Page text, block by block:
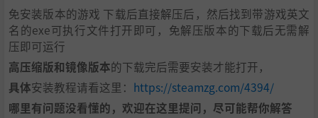
免安装版本的游戏 下载后直接解压后，然后找到带游戏英文
名的exe可执行文件打开即可，免解压版本的下载后无需解
压即可运行
高压缩版和镜像版本的下载完后需要安装才能打开，
具体安装教程请看这里： https://steamzg.com/4394/
哪里有问题没看懂的，欢迎在这里提问，尽可能帮你解答